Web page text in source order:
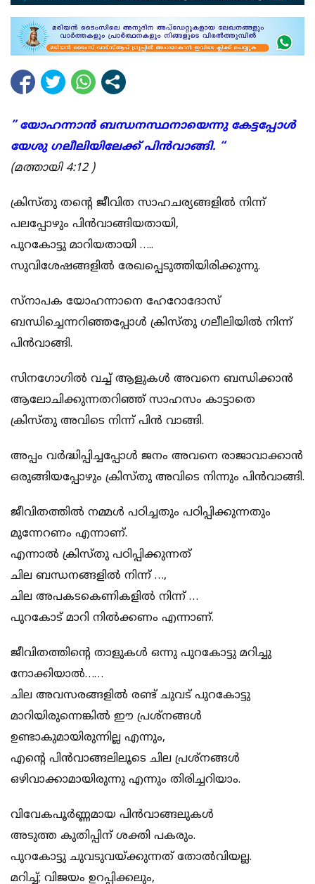
” യോഹന്നാൻ ബന്ധനസ്ഥനായെന്നു കേട്ടപ്പോൾ
യേശു ഗലീലിയിലേക്ക് പിൻവാങ്ങി. “
(മത്തായി 4:12 )
ക്രിസ്തു തൻ്റെ ജീവിത സാഹചര്യങ്ങളിൽ നിന്ന്
പലപ്പോഴും പിൻവാങ്ങിയതായി,
പുറകോട്ടു മാറിയതായി …..
സുവിശേഷങ്ങളിൽ രേഖപ്പെടുത്തിയിരിക്കുന്നു.
സ്നാപക യോഹന്നാനെ ഹേറോദോസ്
ബന്ധിച്ചെന്നറിഞ്ഞപ്പോൾ ക്രിസ്തു ഗലീലിയിൽ നിന്ന്
പിൻവാങ്ങി.
സിനഗോഗിൽ വച്ച് ആളുകൾ അവനെ ബന്ധിക്കാൻ
ആലോചിക്കുന്നതറിഞ്ഞ് സാഹസം കാട്ടാതെ
ക്രിസ്തു അവിടെ നിന്ന് പിൻ വാങ്ങി.
അപ്പം വർദ്ധിപ്പിച്ചപ്പോൾ ജനം അവനെ രാജാവാക്കാൻ
ഒരുങ്ങിയപ്പോഴും ക്രിസ്തു അവിടെ നിന്നും പിൻവാങ്ങി.
ജീവിതത്തിൽ നമ്മൾ പഠിച്ചതും പഠിപ്പിക്കുന്നതും
മുന്നേറണം എന്നാണ്.
എന്നാൽ ക്രിസ്തു പഠിപ്പിക്കുന്നത്
ചില ബന്ധനങ്ങളിൽ നിന്ന് …,
ചില അപകടകെണികളിൽ നിന്ന് …
പുറകോട് മാറി നിൽക്കണം എന്നാണ്.
ജീവിതത്തിൻ്റെ താളുകൾ ഒന്നു പുറകോട്ടു മറിച്ചു
നോക്കിയാൽ……
ചില അവസരങ്ങളിൽ രണ്ട് ചുവട് പുറകോട്ടു
മാറിയിരുന്നെങ്കിൽ ഈ പ്രശ്നങ്ങൾ
ഉണ്ടാകുമായിരുന്നില്ല എന്നും,
എൻ്റെ പിൻവാങ്ങലിലൂടെ ചില പ്രശ്നങ്ങൾ
ഒഴിവാക്കാമായിരുന്നു എന്നും തിരിച്ചറിയാം.
വിവേകപൂർണ്ണമായ പിൻവാങ്ങലുകൾ
അടുത്ത കുതിപ്പിന് ശക്തി പകരും.
പുറകോട്ടു ചുവടുവയ്ക്കുന്നത് തോൽവിയല്ല.
മറിച്ച്; വിജയം ഉറപ്പിക്കലും,